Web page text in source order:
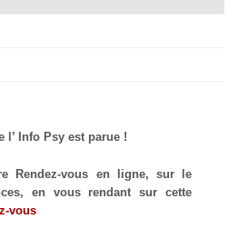
l’ Info Psy est parue !
Rendez-vous en ligne, sur le
en vous rendant sur cette
vous